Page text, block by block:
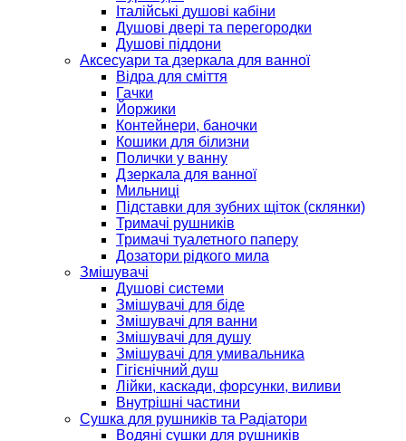
Італійські душові кабіни
Душові двері та перегородки
Душові піддони
Аксесуари та дзеркала для ванної
Відра для сміття
Гачки
Йоржики
Контейнери, баночки
Кошики для білизни
Полички у ванну
Дзеркала для ванної
Мильниці
Підставки для зубних щіток (склянки)
Тримачі рушників
Тримачі туалетного паперу
Дозатори рідкого мила
Змішувачі
Душові системи
Змішувачі для біде
Змішувачі для ванни
Змішувачі для душу
Змішувачі для умивальника
Гігієнічний душ
Лійки, каскади, форсунки, виливи
Внутрішні частини
Сушка для рушників та Радіатори
Водяні сушки для рушників